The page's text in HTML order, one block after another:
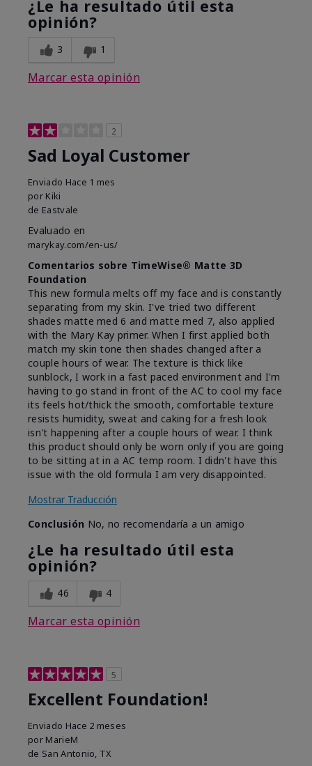
¿Le ha resultado útil esta
opinión?
3 1
Marcar esta opinión
2
Sad Loyal Customer
Enviado Hace 1 mes
por Kiki
de Eastvale
Evaluado en
marykay.com/en-us/
Comentarios sobre TimeWise® Matte 3D
Foundation
This new formula melts off my face and is constantly
separating from my skin. I've tried two different
shades matte med 6 and matte med 7, also applied
with the Mary Kay primer. When I first applied both
match my skin tone then shades changed after a
couple hours of wear. The texture is thick like
sunblock, I work in a fast paced environment and I'm
having to go stand in front of the AC to cool my face
its feels hot/thick the smooth, comfortable texture
resists humidity, sweat and caking for a fresh look
isn't happening after a couple hours of wear. I think
this product should only be worn only if you are going
to be sitting at in a AC temp room. I didn't have this
issue with the old formula I am very disappointed.
Mostrar Traducción
Conclusión No, no recomendaría a un amigo
¿Le ha resultado útil esta
opinión?
46 4
Marcar esta opinión
5
Excellent Foundation!
Enviado Hace 2 meses
por MarieM
de San Antonio, TX